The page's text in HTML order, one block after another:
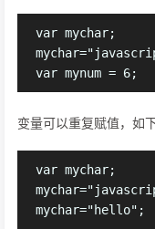
var mychar;
变量可以重复赋值，如下
var mychar;